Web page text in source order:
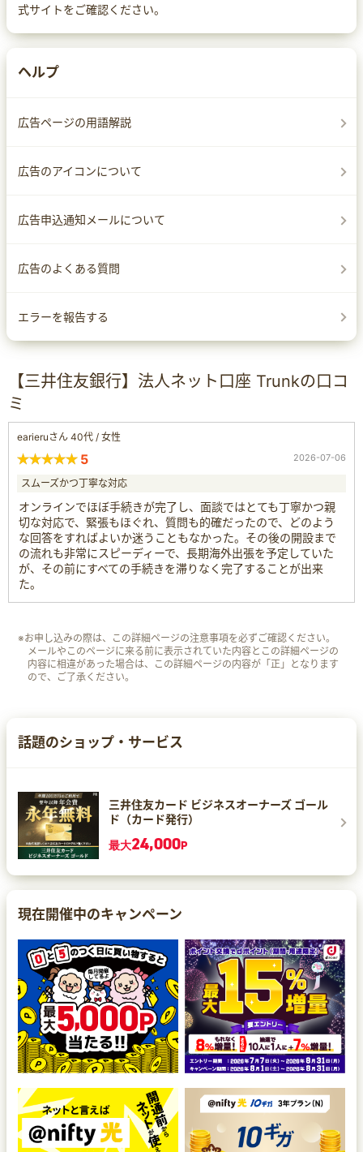
式サイトをご確認ください。
ヘルプ
広告ページの用語解説
広告のアイコンについて
広告申込通知メールについて
広告のよくある質問
エラーを報告する
【三井住友銀行】法人ネット口座 Trunkの口コ
ミ
earieruさん 40代 / 女性
5 2026-07-06
スムーズかつ丁寧な対応
オンラインでほぼ手続きが完了し、面談ではとても丁寧かつ親
切な対応で、緊張もほぐれ、質問も的確だったので、どのよう
な回答をすればよいか迷うこともなかった。その後の開設まで
の流れも非常にスピーディーで、長期海外出張を予定していた
が、その前にすべての手続きを滞りなく完了することが出来
た。
※お申し込みの際は、この詳細ページの注意事項を必ずご確認ください。
メールやこのページに来る前に表示されていた内容とこの詳細ページの
内容に相違があった場合は、この詳細ページの内容が「正」となります
ので、ご了承ください。
話題のショップ・サービス
三井住友カード ビジネスオーナーズ ゴール
ド（カード発行）
最大24,000P
現在開催中のキャンペーン